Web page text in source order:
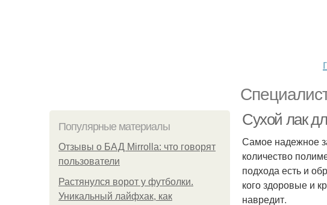
Популярные материалы
Отзывы о БАД Mirrolla: что говорят
пользователи
Растянулся ворот у футболки.
Уникальный лайфхак, как
Сухой лак
Самое надежное
количество
подхода есть и
кого здоровые и
навредит.